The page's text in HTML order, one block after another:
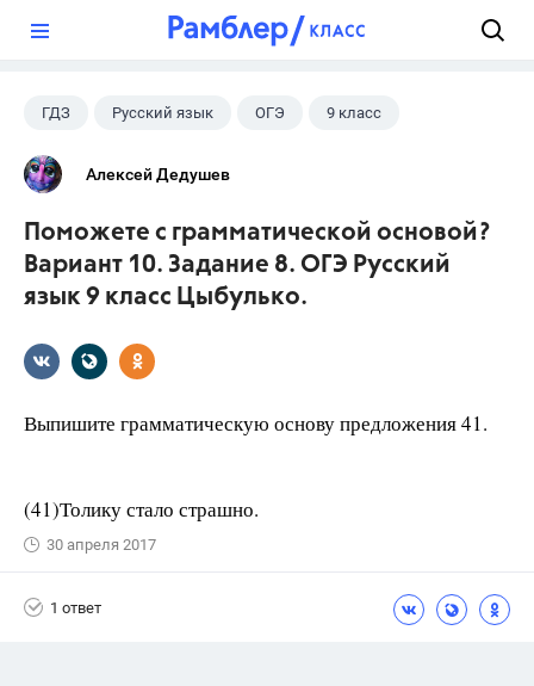
ГДЗ Русский язык ОГЭ 9 класс
+1
Алексей Дедушев
Поможете с грамматической основой?
Вариант 10. Задание 8. ОГЭ Русский
язык 9 класс Цыбулько.
Выпишите грамматическую основу предложения 41.
(41)Толику стало страшно.
30 апреля 2017
1 ответ